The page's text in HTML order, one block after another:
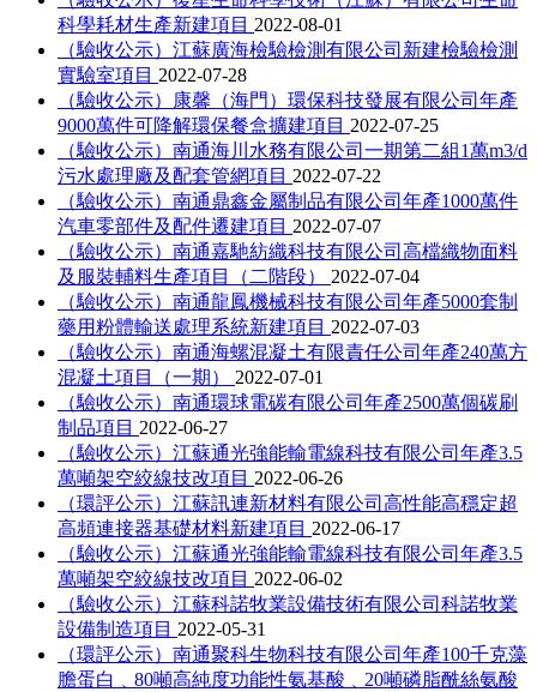
科學耗材生產新建項目 2022-08-01
（驗收公示）江蘇廣海檢驗檢測有限公司新建檢驗檢測
實驗室項目 2022-07-28
（驗收公示）康馨（海門）環保科技發展有限公司年產
9000萬件可降解環保餐盒擴建項目 2022-07-25
（驗收公示）南通海川水務有限公司一期第二組1萬m3/d
污水處理廠及配套管網項目 2022-07-22
（驗收公示）南通鼎鑫金屬制品有限公司年產1000萬件
汽車零部件及配件遷建項目 2022-07-07
（驗收公示）南通嘉馳紡織科技有限公司高檔織物面料
及服裝輔料生產項目（二階段） 2022-07-04
（驗收公示）南通龍鳳機械科技有限公司年產5000套制
藥用粉體輸送處理系統新建項目 2022-07-03
（驗收公示）南通海螺混凝土有限責任公司年產240萬方
混凝土項目（一期） 2022-07-01
（驗收公示）南通環球電碳有限公司年產2500萬個碳刷
制品項目 2022-06-27
（驗收公示）江蘇通光強能輸電線科技有限公司年產3.5
萬噸架空絞線技改項目 2022-06-26
（環評公示）江蘇訊連新材料有限公司高性能高穩定超
高頻連接器基礎材料新建項目 2022-06-17
（驗收公示）江蘇通光強能輸電線科技有限公司年產3.5
萬噸架空絞線技改項目 2022-06-02
（驗收公示）江蘇科諾牧業設備技術有限公司科諾牧業
設備制造項目 2022-05-31
（環評公示）南通聚科生物科技有限公司年產100千克藻
膽蛋白﹑80噸高純度功能性氨基酸﹑20噸磷脂酰絲氨酸